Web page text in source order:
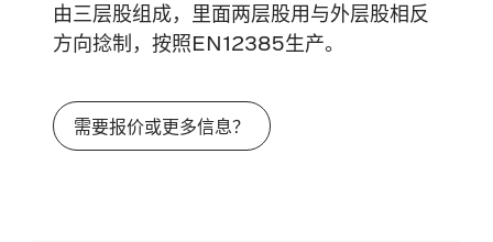
由三层股组成，里面两层股用与外层股相反
方向捻制，按照EN12385生产。
需要报价或更多信息？